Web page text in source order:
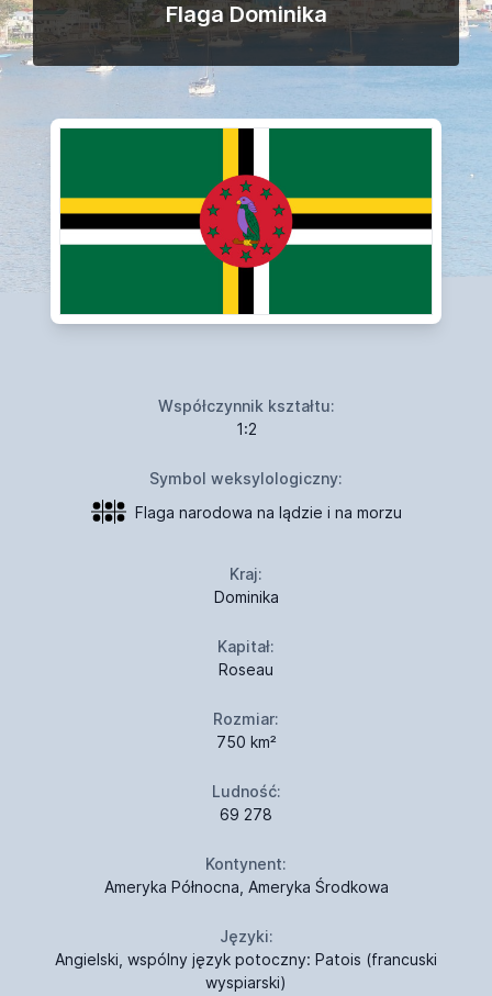
Flaga Dominika
Współczynnik kształtu:
1:2
Symbol weksylologiczny:
Flaga narodowa na lądzie i na morzu
Kraj:
Dominika
Kapitał:
Roseau
Rozmiar:
750 km²
Ludność:
69 278
Kontynent:
Ameryka Północna, Ameryka Środkowa
Języki:
Angielski, wspólny język potoczny: Patois (francuski
wyspiarski)